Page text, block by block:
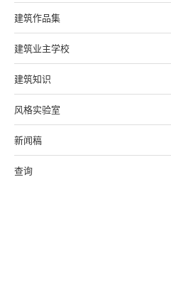
建筑作品集
建筑业主学校
建筑知识
风格实验室
新闻稿
查询